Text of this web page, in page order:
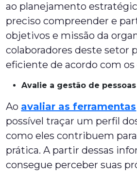
ao planejamento
preciso compreender e
objetivos e missão da
colaboradores deste setor
eficiente de acordo com
Avalie a gestão de pessoas
Ao avaliar as ferramentas
possível traçar um perfil
como eles contribuem
prática. A partir dessas
consegue perceber suas